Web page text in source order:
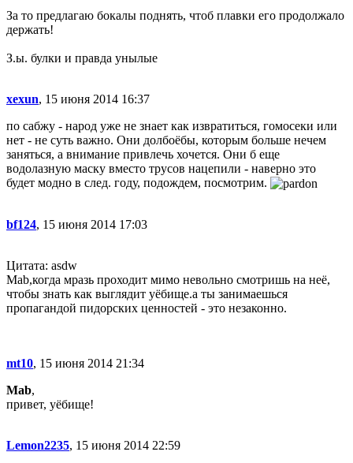
За то предлагаю бокалы поднять, чтоб плавки его продолжало
держать!
З.ы. булки и правда унылые
xexun, 15 июня 2014 16:37
по сабжу - народ уже не знает как извратиться, гомосеки или
нет - не суть важно. Они долбоёбы, которым больше нечем
заняться, а внимание привлечь хочется. Они б еще
водолазную маску вместо трусов нацепили - наверно это
будет модно в след. году, подождем, посмотрим.
bf124, 15 июня 2014 17:03
Цитата: asdw
Mab,когда мразь проходит мимо невольно смотришь на неё,
чтобы знать как выглядит уёбище.а ты занимаешься
пропагандой пидорских ценностей - это незаконно.
mt10, 15 июня 2014 21:34
Mab,
привет, уёбище!
Lemon2235, 15 июня 2014 22:59